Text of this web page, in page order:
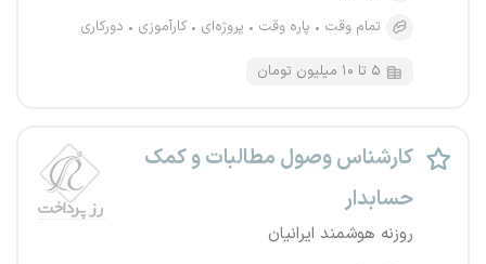
تمام وقت
پاره وقت پروژه‌ای کارآموزی دورکاری
۵ تا ۱۰ میلیون تومان
کارشناس وصول مطالبات و کمک
حسابدار
روزنه هوشمند ایرانیان